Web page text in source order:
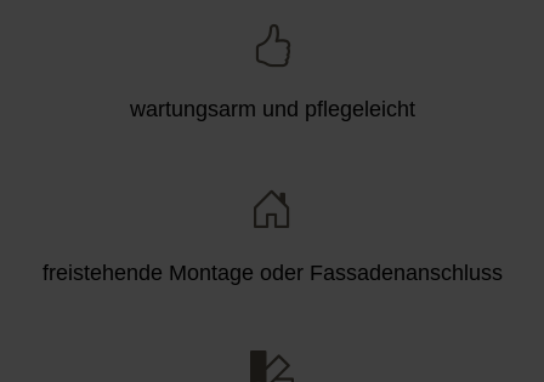
wartungsarm und pflegeleicht
freistehende Montage oder Fassadenanschluss